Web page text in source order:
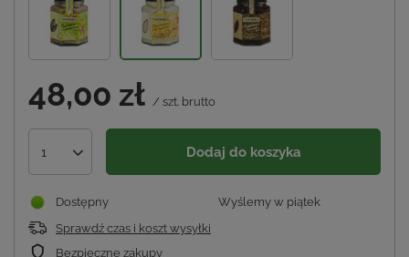
48,00 zł / szt. brutto
1 Dodaj do koszyka
Wyślemy w piątek
Dostępny
Sprawdź czas i koszt wysyłki
Bezpieczne zakupy